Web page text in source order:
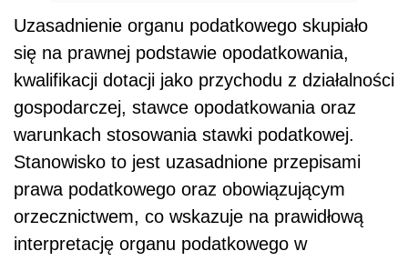
Uzasadnienie organu podatkowego skupiało
się na prawnej podstawie opodatkowania,
kwalifikacji dotacji jako przychodu z działalności
gospodarczej, stawce opodatkowania oraz
warunkach stosowania stawki podatkowej.
Stanowisko to jest uzasadnione przepisami
prawa podatkowego oraz obowiązującym
orzecznictwem, co wskazuje na prawidłową
interpretację organu podatkowego w